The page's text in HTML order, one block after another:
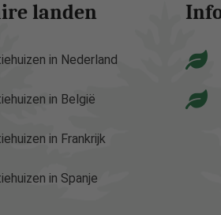
landen
in Nederland
in België
in Frankrijk
in Spanje